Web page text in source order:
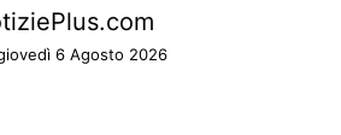
6 Agosto 2026